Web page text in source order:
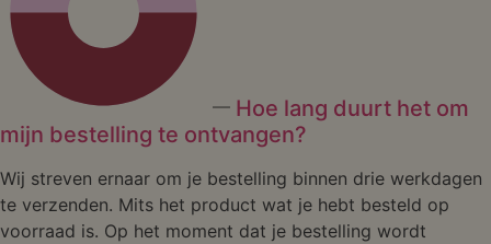
Hoe lang duurt het om
mijn bestelling te ontvangen?
Wij streven ernaar om je bestelling binnen drie werkdagen
te verzenden. Mits het product wat je hebt besteld op
voorraad is. Op het moment dat je bestelling wordt